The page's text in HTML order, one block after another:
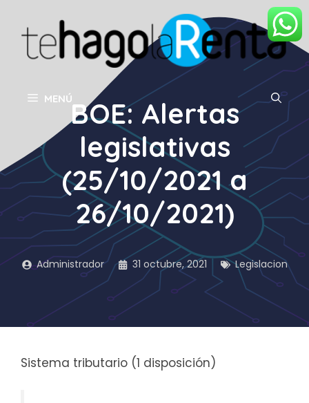
contenido
MENÚBOE: Alertas
legislativas
(25/10/2021 a
26/10/2021)
Administrador 31 octubre, 2021 Legislacion
Sistema tributario (1 disposición)